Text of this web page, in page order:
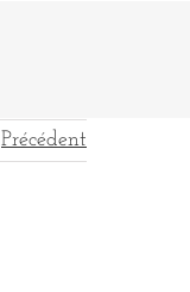
Précédent